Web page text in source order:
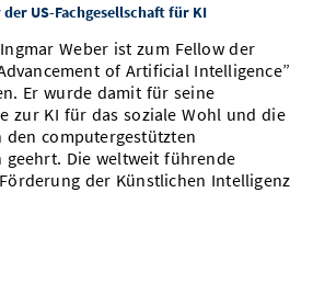
US-Fachgesellschaft für KI
Weber ist zum Fellow der
of Artificial Intelligence”
Er wurde damit für seine
zur KI für das soziale Wohl und die
den computergestützten
geehrt. Die weltweit führende
der Künstlichen Intelligenz